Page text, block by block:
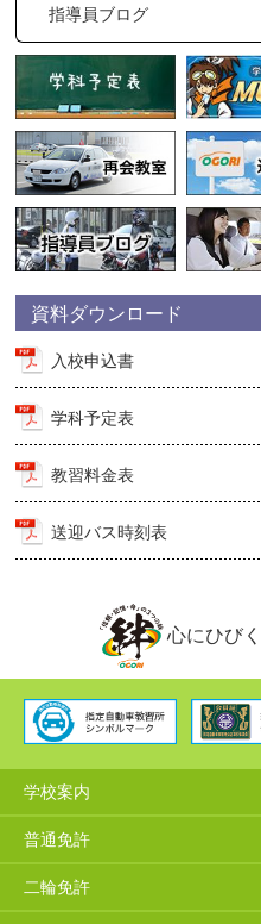
指導員ブログ
資料ダウンロード
入校申込書
学科予定表
教習料金表
送迎バス時刻表
心にひびく
学校案内
普通免許
二輪免許